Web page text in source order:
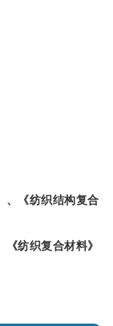
、《纺织结构复合
纺织复合材料》